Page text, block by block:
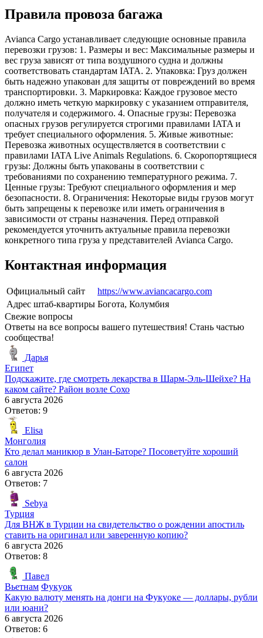
Правила провоза багажа
Avianca Cargo устанавливает следующие основные правила
перевозки грузов: 1. Размеры и вес: Максимальные размеры и
вес груза зависят от типа воздушного судна и должны
соответствовать стандартам IATA. 2. Упаковка: Груз должен
быть надежно упакован для защиты от повреждений во время
транспортировки. 3. Маркировка: Каждое грузовое место
должно иметь четкую маркировку с указанием отправителя,
получателя и содержимого. 4. Опасные грузы: Перевозка
опасных грузов регулируется строгими правилами IATA и
требует специального оформления. 5. Живые животные:
Перевозка животных осуществляется в соответствии с
правилами IATA Live Animals Regulations. 6. Скоропортящиеся
грузы: Должны быть упакованы в соответствии с
требованиями по сохранению температурного режима. 7.
Ценные грузы: Требуют специального оформления и мер
безопасности. 8. Ограничения: Некоторые виды грузов могут
быть запрещены к перевозке или иметь ограничения в
зависимости от страны назначения. Перед отправкой
рекомендуется уточнить актуальные правила перевозки
конкретного типа груза у представителей Avianca Cargo.
Контактная информация
Официальный сайт
https://www.aviancacargo.com
Адрес штаб-квартиры Богота, Колумбия
Свежие вопросы
Ответы на все вопросы вашего путешествия! Стань частью
сообщества!
Дарья
Египет
Подскажите, где смотреть лекарства в Шарм-Эль-Шейхе? На
каком сайте? Район возле Сохо
6 августа 2026
Ответов: 9
Elisa
Монголия
Кто делал маникюр в Улан-Баторе? Посоветуйте хороший
салон
6 августа 2026
Ответов: 7
Sebya
Турция
Для ВНЖ в Турции на свидетельство о рождении апостиль
ставить на оригинал или заверенную копию?
6 августа 2026
Ответов: 8
Павел
Вьетнам Фукуок
Какую валюту менять на донги на Фукуоке — доллары, рубли
или юани?
6 августа 2026
Ответов: 6